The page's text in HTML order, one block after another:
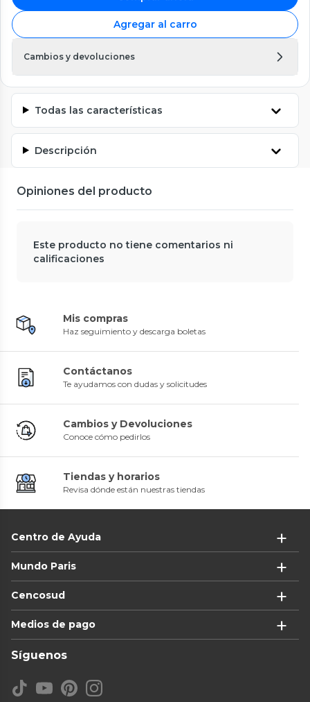
Agregar al carro
Cambios y devoluciones
Todas las características
Descripción
Opiniones del producto
Este producto no tiene comentarios ni
calificaciones
Mis compras
Haz seguimiento y descarga boletas
Contáctanos
Te ayudamos con dudas y solicitudes
Cambios y Devoluciones
Conoce cómo pedirlos
Tiendas y horarios
Revisa dónde están nuestras tiendas
Centro de Ayuda
Mundo Paris
Cencosud
Medios de pago
Síguenos